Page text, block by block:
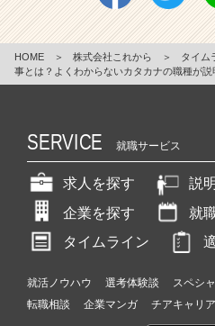
HOME ＞ 株式会社これから ＞ タイム
事とは？よくわからないカタカナの職種が説
SERVICE 就職サービス
求人を探す
説
企業を探す
就
タイムライン
就活ノウハウ 選考体験談 スペシ
転職相談
企業マンガ チアキャリ